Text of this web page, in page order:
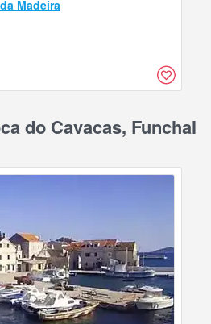
Madeira
do Cavacas, Funchal